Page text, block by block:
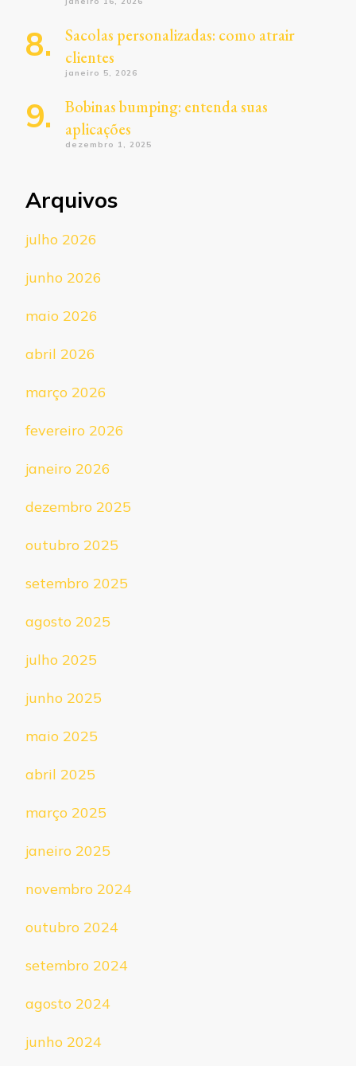
Sacolas personalizadas: como atrair
clientes
janeiro 5, 2026
Bobinas bumping: entenda suas
aplicações
dezembro 1, 2025
Arquivos
julho 2026
junho 2026
maio 2026
abril 2026
março 2026
fevereiro 2026
janeiro 2026
dezembro 2025
outubro 2025
setembro 2025
agosto 2025
julho 2025
junho 2025
maio 2025
abril 2025
março 2025
janeiro 2025
novembro 2024
outubro 2024
setembro 2024
agosto 2024
junho 2024